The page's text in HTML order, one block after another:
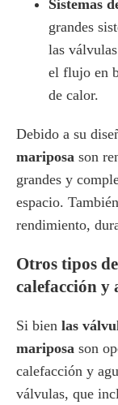
Sistemas
grandes
las
el flujo en
de calor.
Debido a su
mariposa son
grandes y
espacio.
rendimiento,
Otros tipos
calefacción y
Si bien las
mariposa son
calefacción y
válvulas, que